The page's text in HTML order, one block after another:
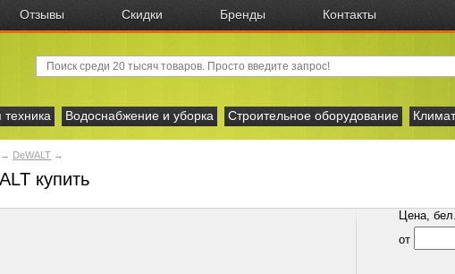
Отзывы Скидки Бренды Контакты
Водоснабжение и уборка Строительное оборудование
→ DeWALT →
купить
Цена,
от